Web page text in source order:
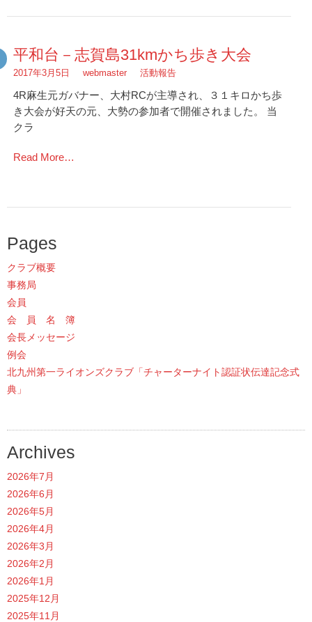
平和台－志賀島31kmかち歩き大会
2017年3月5日 webmaster 活動報告
4R麻生元ガバナー、大村RCが主導され、３１キロかち歩
き大会が好天の元、大勢の参加者で開催されました。 当
クラ
Read More…
Pages
クラブ概要
事務局
会員
会 員 名 簿
会長メッセージ
例会
北九州第一ライオンズクラブ「チャーターナイト認証状伝達記念式
典」
Archives
2026年7月
2026年6月
2026年5月
2026年4月
2026年3月
2026年2月
2026年1月
2025年12月
2025年11月